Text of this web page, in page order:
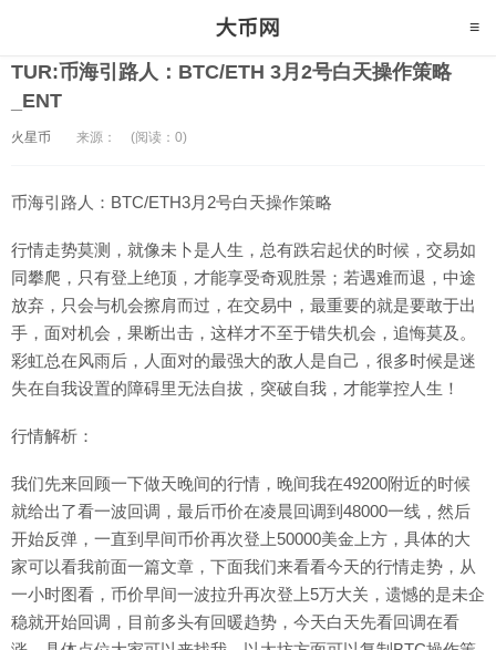
TUR:币海引路人：BTC/ETH 3月2号白天操作策略
_ENT
火星币 来源： (阅读：0)
币海引路人：BTC/ETH3月2号白天操作策略
行情走势莫测，就像未卜是人生，总有跌宕起伏的时候，交易如
同攀爬，只有登上绝顶，才能享受奇观胜景；若遇难而退，中途
放弃，只会与机会擦肩而过，在交易中，最重要的就是要敢于出
手，面对机会，果断出击，这样才不至于错失机会，追悔莫及。
彩虹总在风雨后，人面对的最强大的敌人是自己，很多时候是迷
失在自我设置的障碍里无法自拔，突破自我，才能掌控人生！
行情解析：
我们先来回顾一下做天晚间的行情，晚间我在49200附近的时候
就给出了看一波回调，最后币价在凌晨回调到48000一线，然后
开始反弹，一直到早间币价再次登上50000美金上方，具体的大
家可以看我前面一篇文章，下面我们来看看今天的行情走势，从
一小时图看，币价早间一波拉升再次登上5万大关，遗憾的是未企
稳就开始回调，目前多头有回暖趋势，今天白天先看回调在看